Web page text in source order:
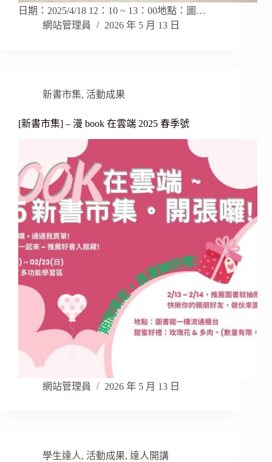
日期：2025/4/18 12：10 ~ 13：00地點：圖…
網站管理員
2026 年 5 月 13 日
新書市集, 活動成果
[新書市集] – 漫 book 在雲端 2025 春季號
網站管理員 2026 年 5 月 13 日
學生達人, 活動成果, 達人開講